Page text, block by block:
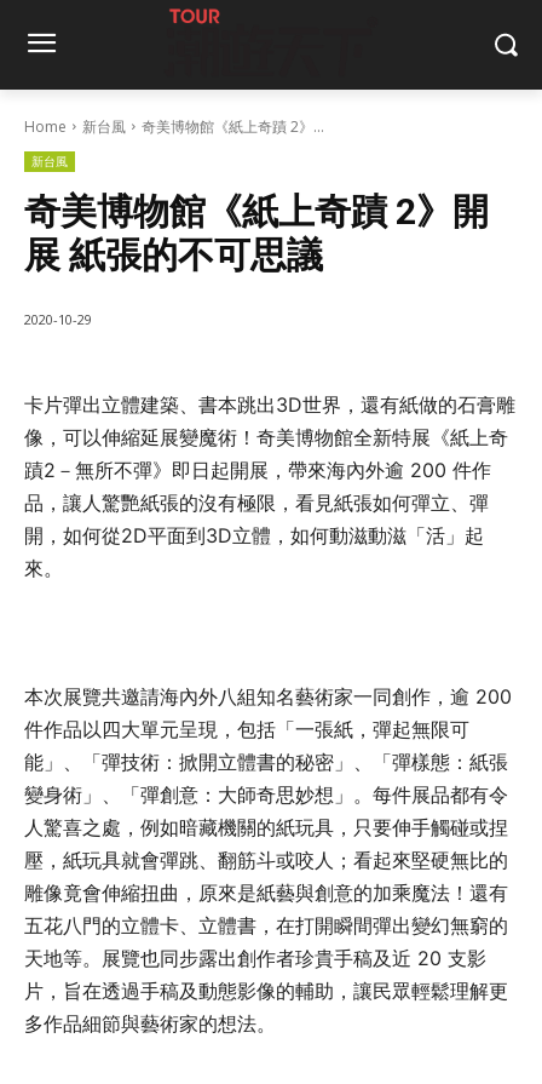
Home 新台風 奇美博物館《紙上奇蹟 2》...
新台風
奇美博物館《紙上奇蹟 2》開
展 紙張的不可思議
2020-10-29
卡片彈出立體建築、書本跳出3D世界，還有紙做的石膏雕
像，可以伸縮延展變魔術！奇美博物館全新特展《紙上奇
蹟2－無所不彈》即日起開展，帶來海內外逾 200 件作
品，讓人驚艷紙張的沒有極限，看見紙張如何彈立、彈
開，如何從2D平面到3D立體，如何動滋動滋「活」起
來。
本次展覽共邀請海內外八組知名藝術家一同創作，逾 200
件作品以四大單元呈現，包括「一張紙，彈起無限可
能」、「彈技術：掀開立體書的秘密」、「彈樣態：紙張
變身術」、「彈創意：大師奇思妙想」。每件展品都有令
人驚喜之處，例如暗藏機關的紙玩具，只要伸手觸碰或捏
壓，紙玩具就會彈跳、翻筋斗或咬人；看起來堅硬無比的
雕像竟會伸縮扭曲，原來是紙藝與創意的加乘魔法！還有
五花八門的立體卡、立體書，在打開瞬間彈出變幻無窮的
天地等。展覽也同步露出創作者珍貴手稿及近 20 支影
片，旨在透過手稿及動態影像的輔助，讓民眾輕鬆理解更
多作品細節與藝術家的想法。